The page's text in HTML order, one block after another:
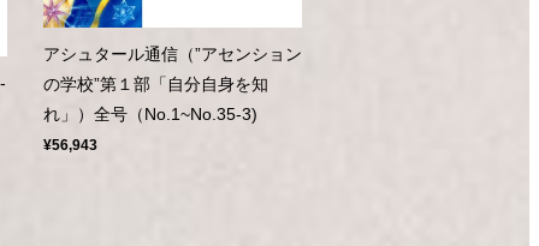
アシュタール通信（”アセンション
の学校”第１部「自分自身を知
れ」）全号（No.1~No.35-3)
¥56,943